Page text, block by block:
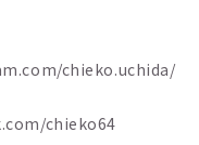
chieko.uchida/
chieko64